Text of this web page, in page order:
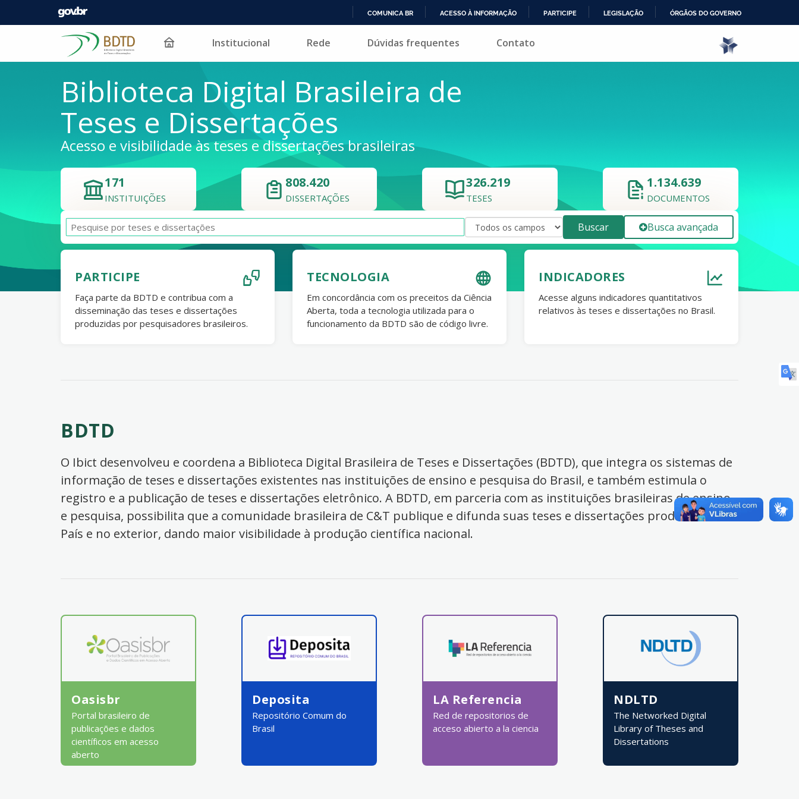
PARA
COMUNICA BR ACESSO À INFORMAÇÃO PARTICIPE LEGISLAÇÃO ÓRGÃOS DO GOVERNO
Pular para o conteúdo Institucional Rede Dúvidas frequentes Contato
Biblioteca Digital Brasileira de
Teses e Dissertações
Acesso e visibilidade às teses e dissertações brasileiras
171
INSTITUIÇÕES
808.420
DISSERTAÇÕES
326.219
TESES
1.134.639
DOCUMENTOS
Buscar Busca avançada
PARTICIPE
Faça parte da BDTD e contribua com a
disseminação das teses e dissertações
produzidas por pesquisadores brasileiros.
TECNOLOGIA
Em concordância com os preceitos da Ciência
Aberta, toda a tecnologia utilizada para o
funcionamento da BDTD são de código livre.
INDICADORES
Acesse alguns indicadores quantitativos
relativos às teses e dissertações no Brasil.
BDTD
O Ibict desenvolveu e coordena a Biblioteca Digital Brasileira de Teses e Dissertações (BDTD), que integra os sistemas de
informação de teses e dissertações existentes nas instituições de ensino e pesquisa do Brasil, e também estimula o
registro e a publicação de teses e dissertações eletrônico. A BDTD, em parceria com as instituições brasileiras de ensino
e pesquisa, possibilita que a comunidade brasileira de C&T publique e difunda suas teses e dissertações produzidas no
País e no exterior, dando maior visibilidade à produção científica nacional.
Oasisbr
Portal brasileiro de
publicações e dados
científicos em acesso
aberto
Deposita
Repositório Comum do
Brasil
LA Referencia
Red de repositorios de
acceso abierto a la ciencia
NDLTD
The Networked Digital
Library of Theses and
Dissertations